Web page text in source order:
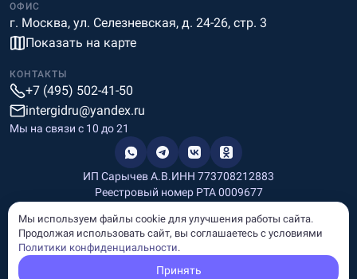
ОФИС
г. Москва, ул. Селезневская, д. 24-26, стр. 3
Показать на карте
КОНТАКТЫ
+7 (495) 502-41-50
intergidru@yandex.ru
Мы на связи c 10 до 21
ИП Сарычев А.В.ИНН 773708212883
Реестровый номер РТА 0009677
Информация, размещённая на сайте, носит информационный
характер и не является рекламой и публичной офертой.
Мы используем файлы cookie для улучшения работы сайта.
Продолжая использовать сайт, вы соглашаетесь с условиями
Политики конфиденциальности.
Принять